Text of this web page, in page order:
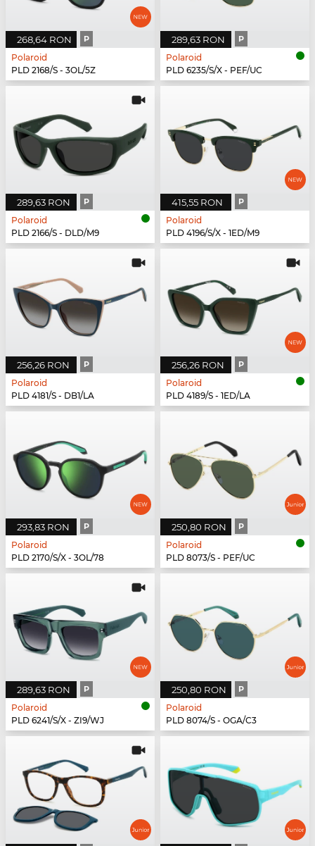
268,64 RON P
Polaroid
PLD 2168/S - 3OL/5Z
289,63 RON P
Polaroid
PLD 6235/S/X - PEF/UC
289,63 RON P
Polaroid
PLD 2166/S - DLD/M9
415,55 RON P
Polaroid
PLD 4196/S/X - 1ED/M9
256,26 RON P
Polaroid
PLD 4181/S - DB1/LA
256,26 RON P
Polaroid
PLD 4189/S - 1ED/LA
293,83 RON P
Polaroid
PLD 2170/S/X - 3OL/78
250,80 RON P
Polaroid
PLD 8073/S - PEF/UC
289,63 RON P
Polaroid
PLD 6241/S/X - ZI9/WJ
250,80 RON P
Polaroid
PLD 8074/S - OGA/C3